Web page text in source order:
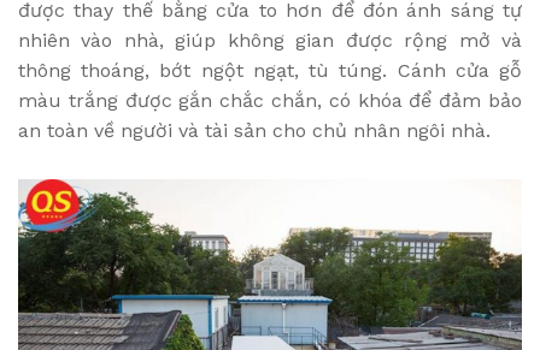
được thay thế bằng cửa to hơn để đón ánh sáng tự
nhiên vào nhà, giúp không gian được rộng mở và
thông thoáng, bớt ngột ngạt, tù túng. Cánh cửa gỗ
màu trắng được gắn chắc chắn, có khóa để đảm bảo
an toàn về người và tài sản cho chủ nhân ngôi nhà.